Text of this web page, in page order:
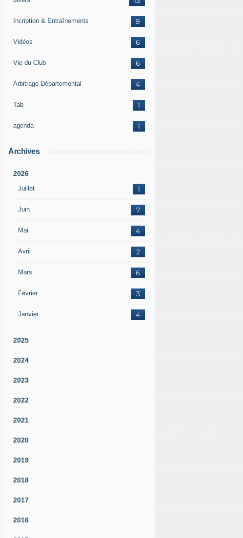
9
Incription & Entraînements
6
Vidéos
6
Vie du Club
4
Arbitrage Départemental
1
Tab
1
agenda
Archives
2026
Juillet 1
Juin 7
Mai 4
Avril 2
Mars 6
Février 3
Janvier 4
2025
2024
2023
2022
2021
2020
2019
2018
2017
2016